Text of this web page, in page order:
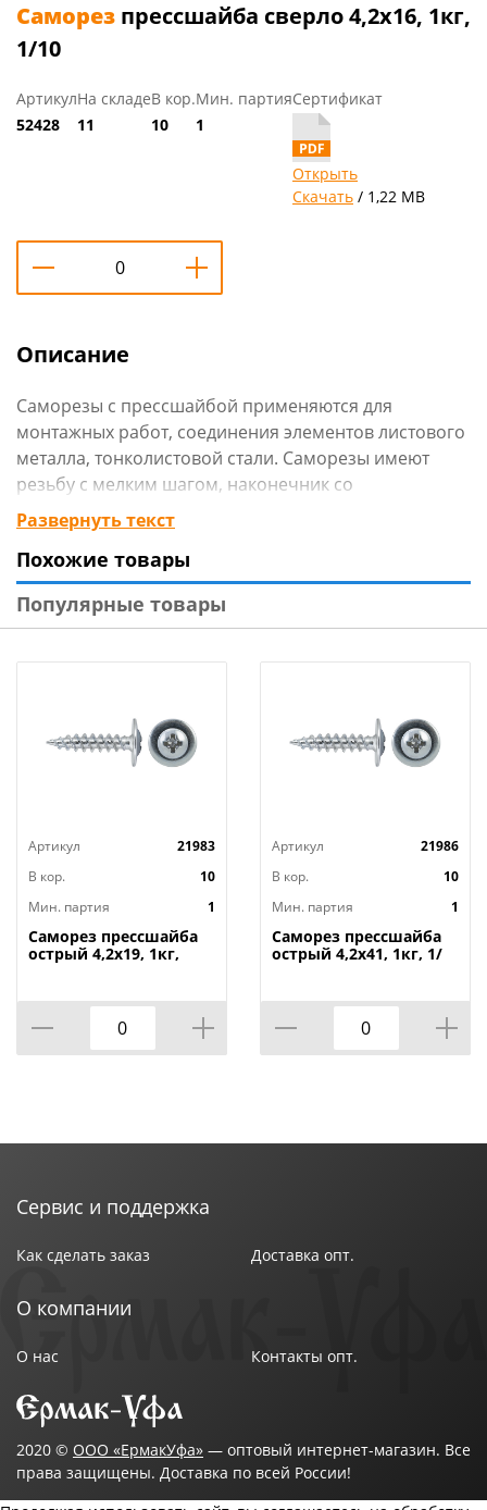
Саморез прессшайба сверло 4,2х16, 1кг,
1/10
Артикул
52428
На складе
11
В кор.
10
Мин. партия
1
Сертификат
Открыть
Скачать / 1,22 MB
Описание
Саморезы с прессшайбой применяются для
монтажных работ, соединения элементов листового
металла, тонколистовой стали. Саморезы имеют
резьбу с мелким шагом, наконечник со
способностью просверливания до 0.9мм. Саморезы
не требуют предварительного сверления отверстия.
Технические характеристики:
Тип: Саморез со сверлом с прессшайбой
Диаметр, мм: 4,2
Материал: Оцинкованная сталь
Страна изготовитель: Россия
Развернуть текст
Похожие товары
Популярные товары
Артикул
21983
В кор.
10
Мин. партия
1
Саморез прессшайба
острый 4,2х19, 1кг,
Артикул
21986
В кор.
10
Мин. партия
1
Саморез прессшайба
острый 4,2х41, 1кг, 1/
Сервис и поддержка
Как сделать заказ Доставка опт.
О компании
О нас Контакты опт.
2020 © ООО «ЕрмакУфа» — оптовый интернет-магазин. Все
права защищены. Доставка по всей России!